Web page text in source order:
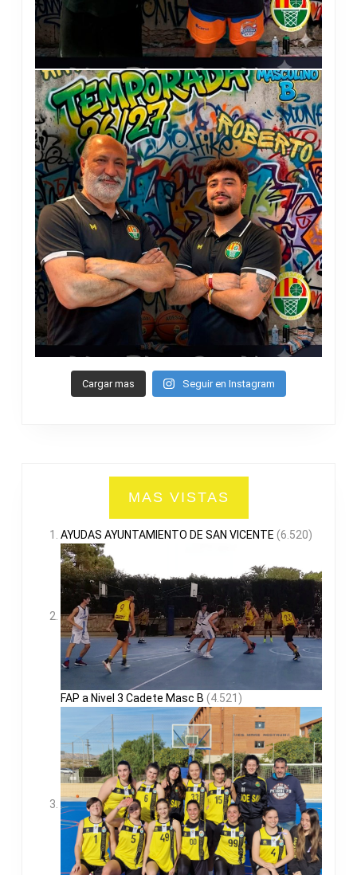
Cargar mas Seguir en Instagram
MAS VISTAS
AYUDAS AYUNTAMIENTO DE SAN VICENTE (6.520)
FAP a Nivel 3 Cadete Masc B (4.521)